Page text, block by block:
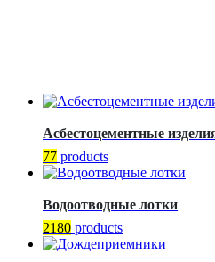
Асбестоцементные
77 products
Водоотводные лотки
2180 products